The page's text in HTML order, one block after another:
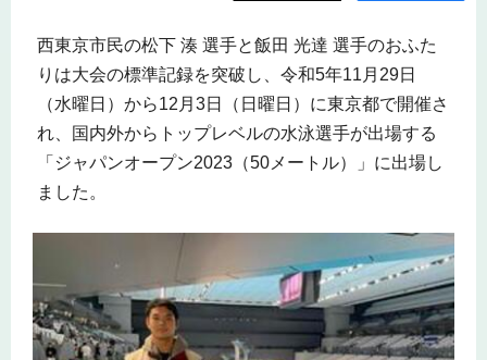
西東京市民の松下 湊 選手と飯田 光達 選手のおふた
りは大会の標準記録を突破し、令和5年11月29日
（水曜日）から12月3日（日曜日）に東京都で開催さ
れ、国内外からトップレベルの水泳選手が出場する
「ジャパンオープン2023（50メートル）」に出場し
ました。